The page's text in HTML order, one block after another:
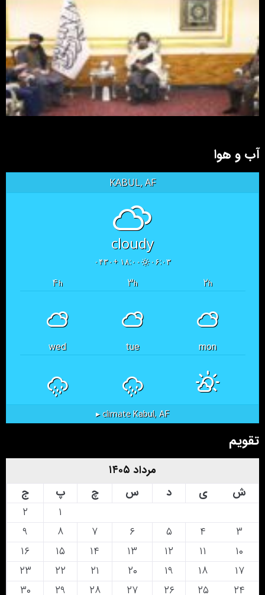
آب و هوا
KABUL, AF
cloudy
۰۶:۰۳ ۱۸:۰۰ +۰۴۳۰
۲h ۳h ۴h
mon
tue
wed
Kabul, AF
climate ▸
تقویم
مرداد ۱۴۰۵
ش
ی د س چ پ
ج
۲
۳
۴ ۵ ۶ ۷ ۸
۹
۱۰
۱۱ ۱۲ ۱۳ ۱۴ ۱۵
۱۶
۱۷
۱۸ ۱۹ ۲۰ ۲۱ ۲۲
۲۳
۲۴
۲۵ ۲۶ ۲۷ ۲۸ ۲۹ ۳۰